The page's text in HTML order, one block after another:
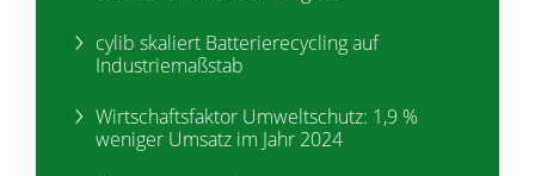
cylib skaliert Batterierecycling auf
Industriemaßstab
Wirtschaftsfaktor Umweltschutz: 1,9 %
weniger Umsatz im Jahr 2024